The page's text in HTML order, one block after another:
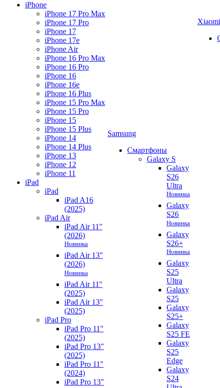
iPhone
iPhone 17 Pro Max
iPhone 17 Pro
iPhone 17
iPhone 17e
iPhone Air
iPhone 16 Pro Max
iPhone 16 Pro
iPhone 16
iPhone 16e
iPhone 16 Plus
iPhone 15 Pro Max
iPhone 15 Pro
iPhone 15
iPhone 15 Plus
iPhone 14
iPhone 14 Plus
iPhone 13
iPhone 12
iPhone 11
iPad
iPad
iPad A16
(2025)
iPad Air
iPad Air 11"
(2026)
Новинка
iPad Air 13"
(2026)
Новинка
iPad Air 11"
(2025)
iPad Air 13"
(2025)
iPad Pro
iPad Pro 11"
(2025)
iPad Pro 13"
(2025)
iPad Pro 11"
(2024)
iPad Pro 13"
Samsung
Смартфоны
Galaxy S
Galaxy
S26
Ultra
Новинка
Galaxy
S26
Новинка
Galaxy
S26+
Новинка
Galaxy
S25
Ultra
Galaxy
S25
Galaxy
S25+
Galaxy
S25 FE
Galaxy
S25
Edge
Galaxy
S24
Xiaomi